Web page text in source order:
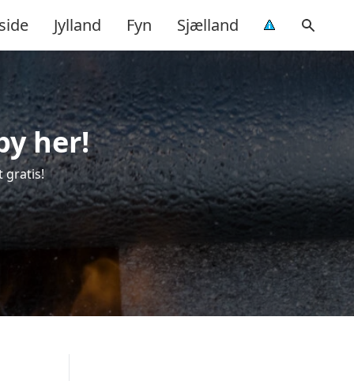
Jylland Fyn Sjælland
her!
gratis!